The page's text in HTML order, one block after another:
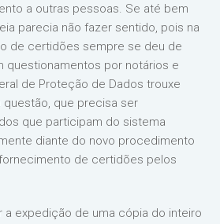
a outras pessoas. Se até bem
parecia não fazer sentido, pois na
de certidões sempre se deu de
questionamentos por notários e
de Proteção de Dados trouxe
questão, que precisa ser
que participam do sistema
diante do novo procedimento
de certidões pelos
a expedição de uma cópia do inteiro